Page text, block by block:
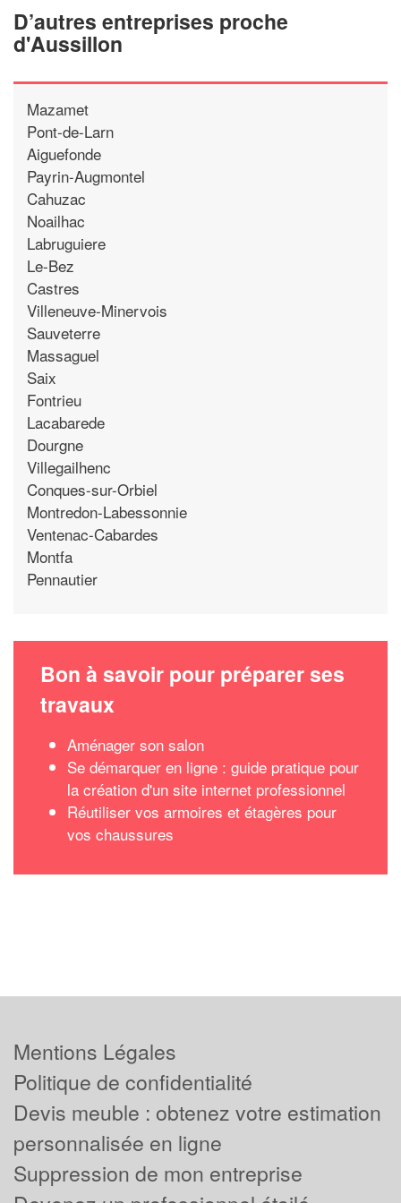
D’autres entreprises proche
d'Aussillon
Mazamet
Pont-de-Larn
Aiguefonde
Payrin-Augmontel
Cahuzac
Noailhac
Labruguiere
Le-Bez
Castres
Villeneuve-Minervois
Sauveterre
Massaguel
Saix
Fontrieu
Lacabarede
Dourgne
Villegailhenc
Conques-sur-Orbiel
Montredon-Labessonnie
Ventenac-Cabardes
Montfa
Pennautier
Bon à savoir pour préparer ses
travaux
Aménager son salon
Se démarquer en ligne : guide pratique pour
la création d'un site internet professionnel
Réutiliser vos armoires et étagères pour
vos chaussures
Mentions Légales
Politique de confidentialité
Devis meuble : obtenez votre estimation
personnalisée en ligne
Suppression de mon entreprise